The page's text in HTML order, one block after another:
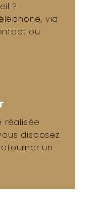
?
via
ou
réalisée
disposez
un